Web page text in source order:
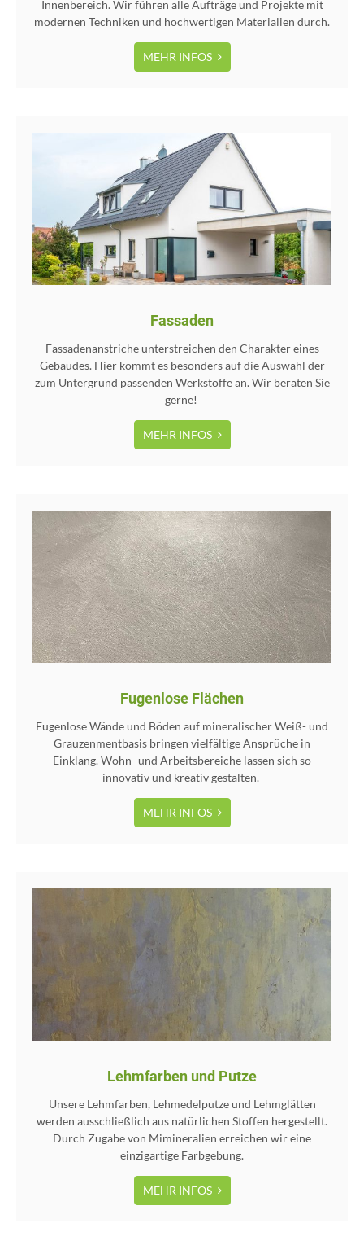
Innenbereich. Wir führen alle Aufträge und Projekte mit
modernen Techniken und hochwertigen Materialien durch.
MEHR INFOS
Fassaden
Fassadenanstriche unterstreichen den Charakter eines
Gebäudes. Hier kommt es besonders auf die Auswahl der
zum Untergrund passenden Werkstoffe an. Wir beraten Sie
gerne!
MEHR INFOS
Fugenlose Flächen
Fugenlose Wände und Böden auf mineralischer Weiß- und
Grauzenmentbasis bringen vielfältige Ansprüche in
Einklang. Wohn- und Arbeitsbereiche lassen sich so
innovativ und kreativ gestalten.
MEHR INFOS
Lehmfarben und Putze
Unsere Lehmfarben, Lehmedelputze und Lehmglätten
werden ausschließlich aus natürlichen Stoffen hergestellt.
Durch Zugabe von Mimineralien erreichen wir eine
einzigartige Farbgebung.
MEHR INFOS